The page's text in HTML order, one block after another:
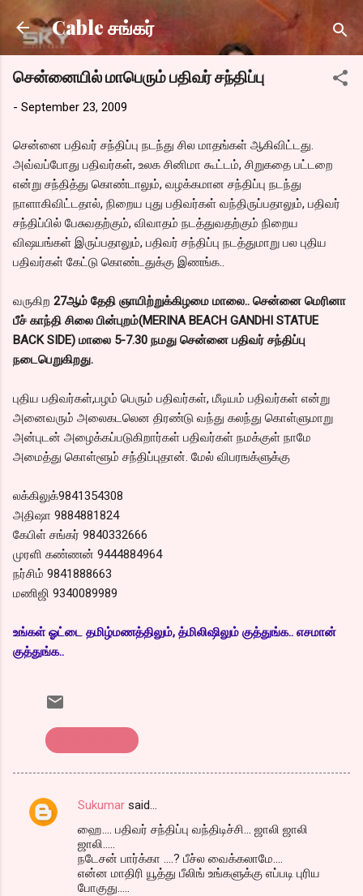
Skip to main content
Cable சங்கர்
சென்னையில் மாபெரும் பதிவர் சந்திப்பு
- September 23, 2009
சென்னை பதிவர் சந்திப்பு நடந்து சில மாதங்கள் ஆகிவிட்டது.
அவ்வப்போது பதிவர்கள், உலக சினிமா கூட்டம், சிறுகதை பட்டறை
என்று சந்தித்து கொண்டாலும், வழக்கமான சந்திப்பு நடந்து
நாளாகிவிட்டதால், நிறைய புது பதிவர்கள் வந்திருப்பதாலும், பதிவர்
சந்திப்பில் பேசுவதற்கும், விவாதம் நடத்துவதற்கும் நிறைய
விஷயங்கள் இருப்பதாலும், பதிவர் சந்திப்பு நடத்துமாறு பல புதிய
பதிவர்கள் கேட்டு கொண்டதுக்கு இணங்க..
வருகிற 27ஆம் தேதி ஞாயிற்றுக்கிழமை மாலை.. சென்னை மெரினா
பீச் காந்தி சிலை பின்புறம்(MERINA BEACH GANDHI STATUE
BACK SIDE) மாலை 5-7.30 நமது சென்னை பதிவர் சந்திப்பு
நடைபெறுகிறது.
புதிய பதிவர்கள்,பழம் பெரும் பதிவர்கள், மீடியம் பதிவர்கள் என்று
அனைவரும் அலைகடலென திரண்டு வந்து கலந்து கொள்ளுமாறு
அன்புடன் அழைக்கப்படுகிறார்கள் பதிவர்கள் நமக்குள் நாமே
அமைத்து கொள்ளூம் சந்திப்புதான். மேல் விபரஙக்ளுக்கு
லக்கிலுக்9841354308
அதிஷா 9884881824
கேபிள் சங்கர் 9840332666
முரளி கண்ணன் 9444884964
நர்சிம் 9841888663
மணிஜி 9340089989
உங்கள் ஓட்டை தமிழ்மணத்திலும், த்மிலிஷிலும் குத்துங்க.. எசமான்
குத்துங்க..
C
Sukumar said…
ஹை.... பதிவர் சந்திப்பு வந்திடிச்சி... ஜாலி ஜாலி
ஜாலி.....
நடேசன் பார்க்கா ....? பீச்ல வைக்கலாமே....
என்ன மாதிரி யூத்து பீலிங் உங்களுக்கு எப்படி புரிய
போகுது.....